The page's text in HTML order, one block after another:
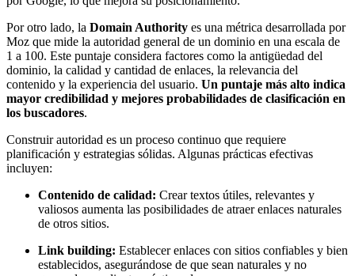
Por otro lado, la Domain Authority es una métrica desarrollada por
Moz que mide la autoridad general de un dominio en una escala de
1 a 100. Este puntaje considera factores como la antigüedad del
dominio, la calidad y cantidad de enlaces, la relevancia del
contenido y la experiencia del usuario. Un puntaje más alto indica
mayor credibilidad y mejores probabilidades de clasificación en
los buscadores.
Construir autoridad es un proceso continuo que requiere
planificación y estrategias sólidas. Algunas prácticas efectivas
incluyen:
Contenido de calidad: Crear textos útiles, relevantes y
valiosos aumenta las posibilidades de atraer enlaces naturales
de otros sitios.
Link building: Establecer enlaces con sitios confiables y bien
establecidos, asegurándose de que sean naturales y no